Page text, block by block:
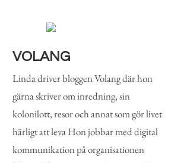
VOLANG
Linda driver bloggen Volang där hon
gärna skriver om inredning, sin
kolonilott, resor och annat som gör livet
härligt att leva Hon jobbar med digital
kommunikation på organisationen